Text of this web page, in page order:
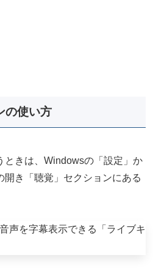
の使い方
ときは、Windowsの「設定」か
開き「聴覚」セクションにある